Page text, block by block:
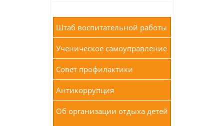
Штаб воспитательной работы
Ученическое самоуправление
Совет профилактики
Антикоррупция
Об организации отдыха детей